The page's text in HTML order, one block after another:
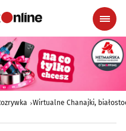
Wirtualne Chanajki,